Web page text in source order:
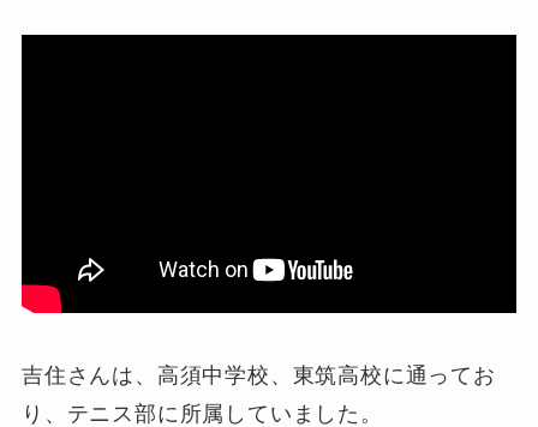
吉住さんは、高須中学校、東筑高校に通ってお
り、テニス部に所属していました。